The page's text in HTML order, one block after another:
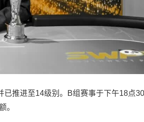
推进至14级别。B组赛事于下午18点30
。